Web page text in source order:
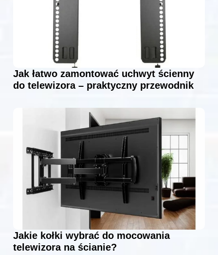
Jak łatwo zamontować uchwyt ścienny
do telewizora – praktyczny przewodnik
Jakie kołki wybrać do mocowania
telewizora na ścianie?